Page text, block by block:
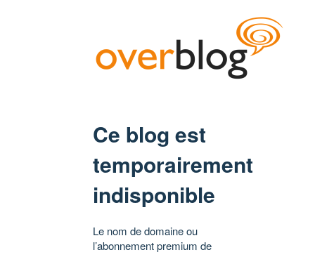
Ce blog est
temporairement
indisponible
Le nom de domaine ou
l’abonnement premium de